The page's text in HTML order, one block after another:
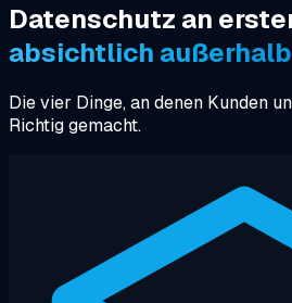
Datenschutz an
absichtlich außerhalb
Die vier Dinge, an denen Kunden
Richtig gemacht.